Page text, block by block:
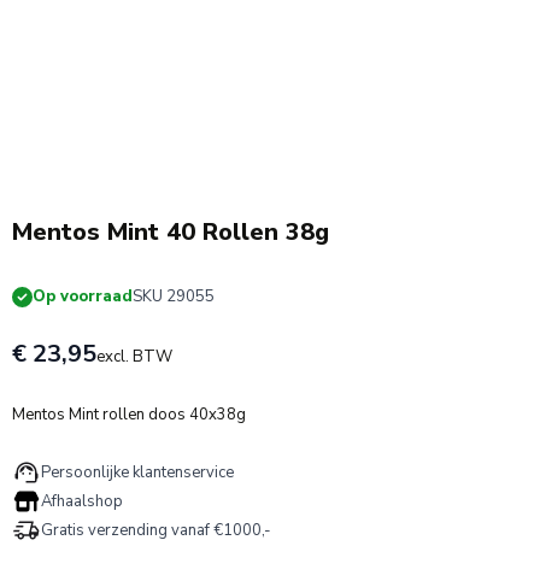
Mentos Mint 40 Rollen 38g
Op voorraadSKU 29055
€ 23,95excl. BTW
Mentos Mint rollen doos 40x38g
Persoonlijke klantenservice
Afhaalshop
Gratis verzending vanaf €1000,-